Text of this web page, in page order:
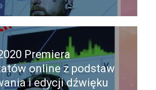
Premiera
online z podstaw
i edycji dźwięku